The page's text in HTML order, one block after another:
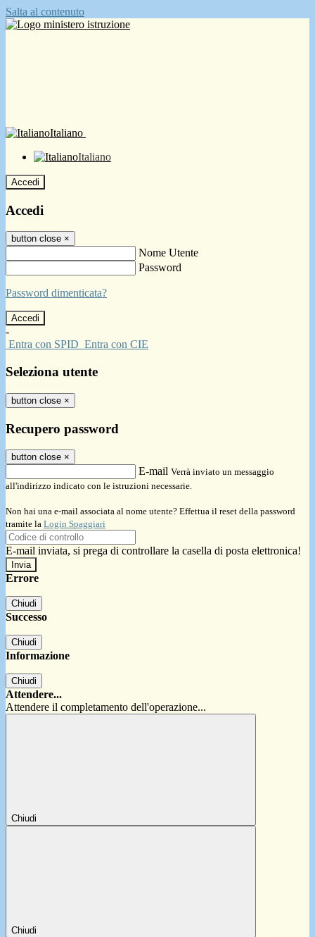
Salta al contenuto
Italiano
Italiano
Accedi
Accedi
button close ×
Nome Utente
Password
Password dimenticata?
-
Entra con SPID Entra con CIE
Seleziona utente
button close ×
Recupero password
button close ×
E-mail Verrà inviato un messaggio
all'indirizzo indicato con le istruzioni necessarie.
Non hai una e-mail associata al nome utente? Effettua il reset della password
tramite la Login Spaggiari
E-mail inviata, si prega di controllare la casella di posta elettronica!
Errore
Chiudi
Successo
Chiudi
Informazione
Chiudi
Attendere...
Attendere il completamento dell'operazione...
Chiudi
Chiudi